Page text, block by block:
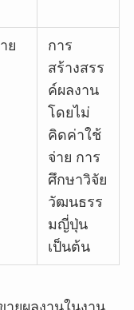
ย
การ
สร้างสรร
ค์ผลงาน
โดยไม่
คิดค่าใช้
จ่าย การ
ศึกษาวิจัย
วัฒนธรร
มญี่ปุ่น
เป็นต้น
ายผลงานในงาน